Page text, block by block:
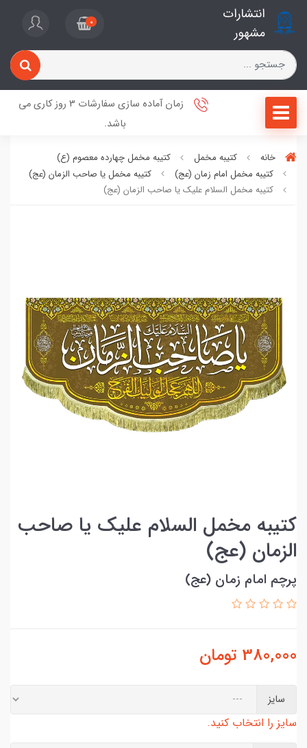
انتشارات
مشهور
0
زمان آماده سازی سفارشات 3 روز کاری می
باشد.
خانه کتیبه مخمل
کتیبه مخمل چهارده معصوم (ع)
کتیبه مخمل امام زمان (عج)
کتیبه مخمل یا صاحب الزمان (عج)
کتیبه مخمل السلام علیک یا صاحب الزمان (عج)
کتیبه مخمل السلام علیک یا صاحب
الزمان (عج)
پرچم امام زمان (عج)
380,000 تومان
سایز
سایز را انتخاب کنید.